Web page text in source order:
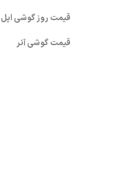
قیمت روز گوشی اپل
قیمت گوشی آنر